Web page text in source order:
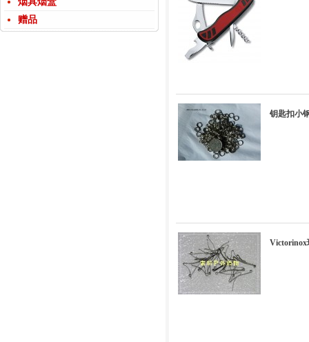
赠品
钥匙扣小
Victorinox